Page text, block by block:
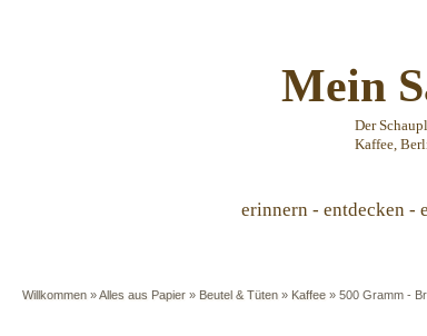
Mein
Der
Kaffee,
erinnern - entdecken -
Willkommen »Alles aus Papier » Beutel & Tüten » Kaffee » 500 Gramm -